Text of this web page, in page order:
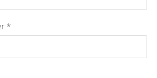
*